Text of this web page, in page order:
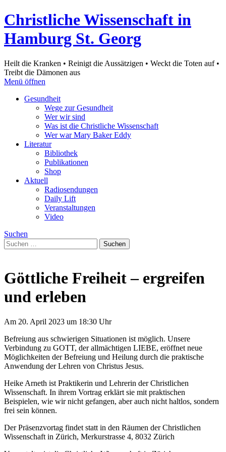
Christliche Wissenschaft in
Hamburg St. Georg
Heilt die Kranken • Reinigt die Aussätzigen • Weckt die Toten auf •
Treibt die Dämonen aus
Menü öffnen
Gesundheit
Wege zur Gesundheit
Wer wir sind
Was ist die Christliche Wissenschaft
Wer war Mary Baker Eddy
Literatur
Bibliothek
Publikationen
Shop
Aktuell
Radiosendungen
Daily Lift
Veranstaltungen
Video
Suchen
Suchen
nach:
Göttliche Freiheit – ergreifen
und erleben
Am 20. April 2023 um 18:30 Uhr
Befreiung aus schwierigen Situationen ist möglich. Unsere
Verbindung zu GOTT, der allmächtigen LIEBE, eröffnet neue
Möglichkeiten der Befreiung und Heilung durch die praktische
Anwendung der Lehren von Christus Jesus.
Heike Arneth ist Praktikerin und Lehrerin der Christlichen
Wissenschaft. In ihrem Vortrag erklärt sie mit praktischen
Beispielen, wie wir nicht gefangen, aber auch nicht haltlos, sondern
frei sein können.
Der Präsenzvortag findet statt in den Räumen der Christlichen
Wissenschaft in Zürich, Merkurstrasse 4, 8032 Zürich